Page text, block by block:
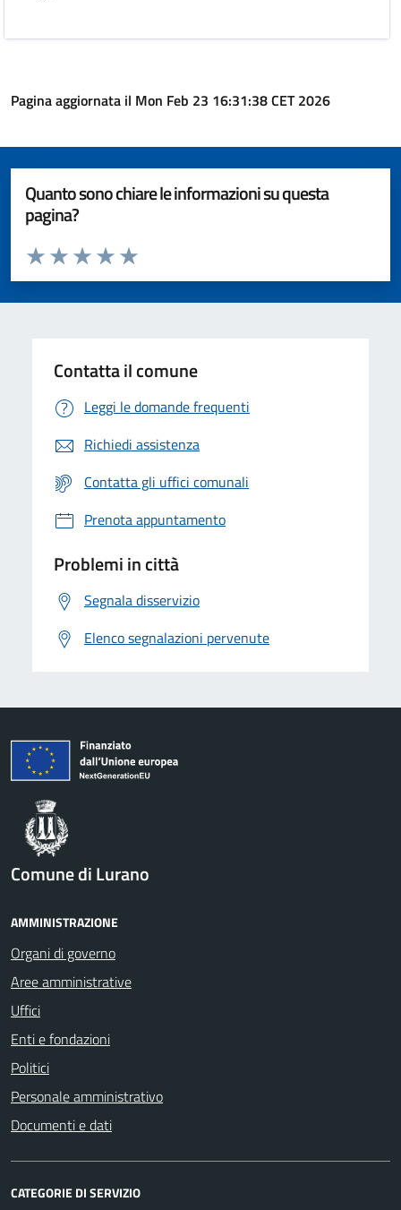
Pagina aggiornata il Mon Feb 23 16:31:38 CET 2026
Quanto sono chiare le informazioni su questa
pagina?
Valuta da 1 a 5 stelle la pagina
Valuta 5 stelle su 5
Valuta 4 stelle su 5
Valuta 3 stelle su 5
Valuta 2 stelle su 5
Valuta 1 stelle su 5
Contatta il comune
Leggi le domande frequenti
Richiedi assistenza
Contatta gli uffici comunali
Prenota appuntamento
Problemi in città
Segnala disservizio
Elenco segnalazioni pervenute
Comune di Lurano
AMMINISTRAZIONE
Organi di governo
Aree amministrative
Uffici
Enti e fondazioni
Politici
Personale amministrativo
Documenti e dati
CATEGORIE DI SERVIZIO